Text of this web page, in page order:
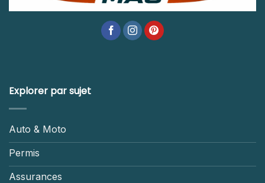
Explorer par sujet
Auto & Moto
Permis
Assurances